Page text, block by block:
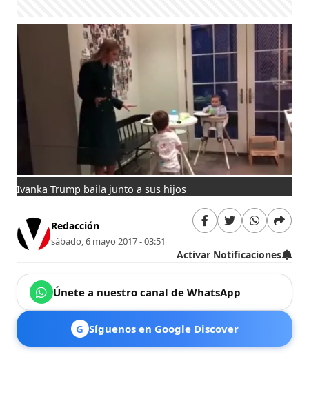
Ivanka Trump baila junto a sus hijos
Redacción
sábado, 6 mayo 2017 - 03:51
Activar Notificaciones
Únete a nuestro canal de WhatsApp
G Síguenos en Google Discover